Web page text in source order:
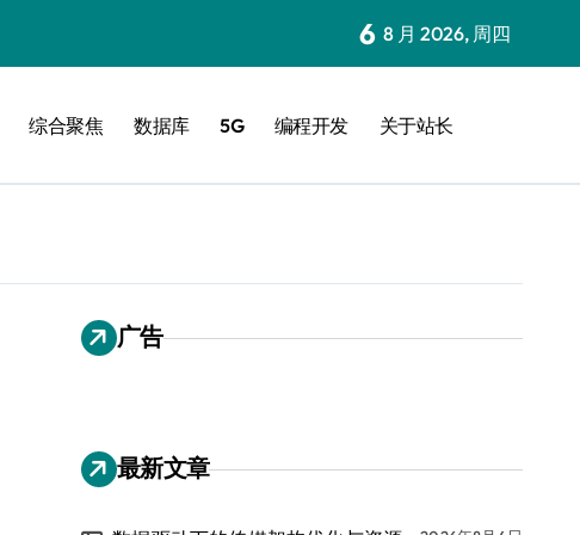
6 8 月 2026, 周四
综合聚焦 数据库 5G 编程开发 关于站长
广告
最新文章